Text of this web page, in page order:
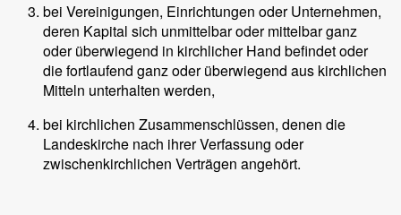
bei Vereinigungen, Einrichtungen oder Unternehmen,
deren Kapital sich unmittelbar oder mittelbar ganz
oder überwiegend in kirchlicher Hand befindet oder
die fortlaufend ganz oder überwiegend aus kirchlichen
Mitteln unterhalten werden,
bei kirchlichen Zusammenschlüssen, denen die
Landeskirche nach ihrer Verfassung oder
zwischenkirchlichen Verträgen angehört.